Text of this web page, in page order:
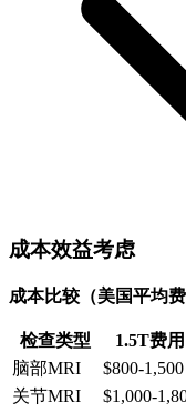
成本效益考虑
成本比较（美国平均费
检查类型 1.5T费用
脑部MRI
$800-1,500
关节MRI
$1,000-